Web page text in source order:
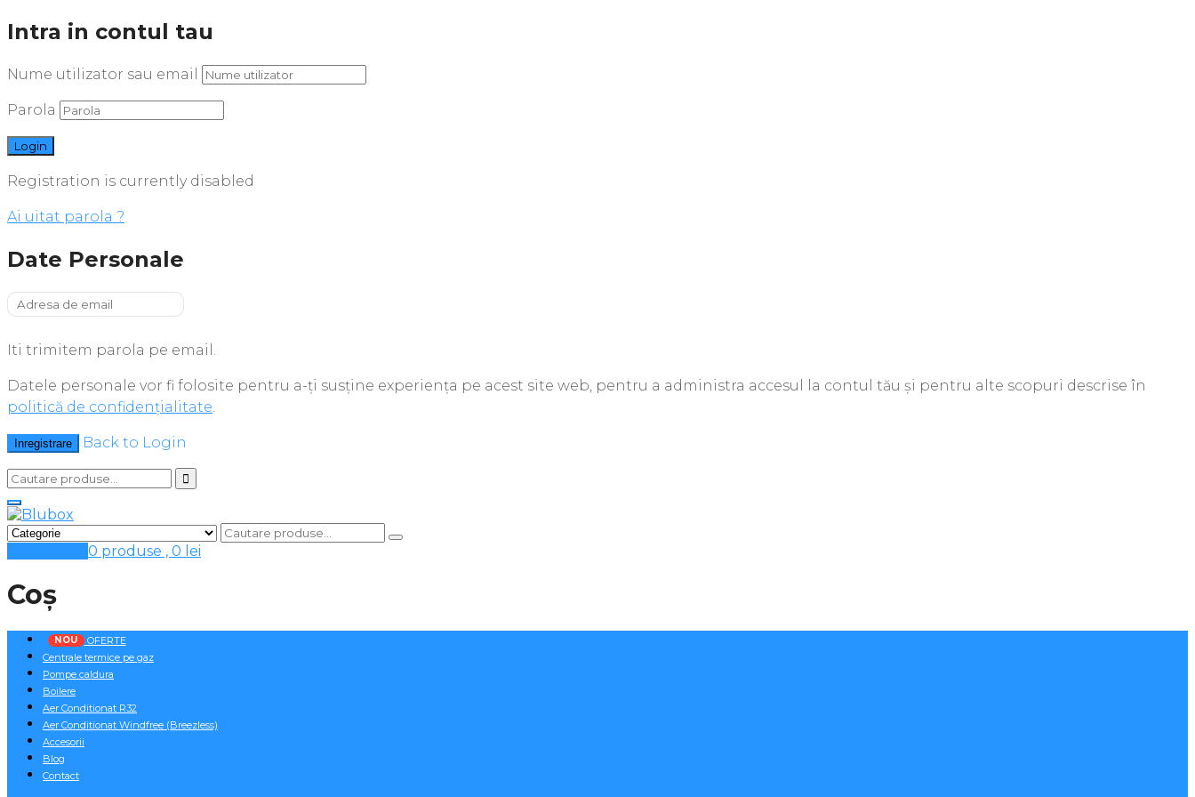
Intra in contul tau
Nume utilizator sau email
Parola
Registration is currently disabled
Ai uitat parola ?
Date Personale
Iti trimitem parola pe email.
Datele personale vor fi folosite pentru a-ți susține experiența pe acest site web, pentru a administra accesul la contul tău și pentru alte scopuri descrise în
politică de confidențialitate.
Inregistrare Back to Login
0 produse , 0 lei
Coș
NOU OFERTE
Centrale termice pe gaz
Pompe caldura
Boilere
Aer Conditionat R32
Aer Conditionat Windfree (Breezless)
Accesorii
Blog
Contact